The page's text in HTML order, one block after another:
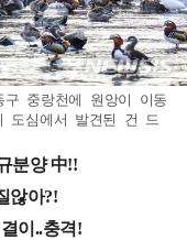
중랑천에 원앙이 이동
도심에서 발견된 건 드